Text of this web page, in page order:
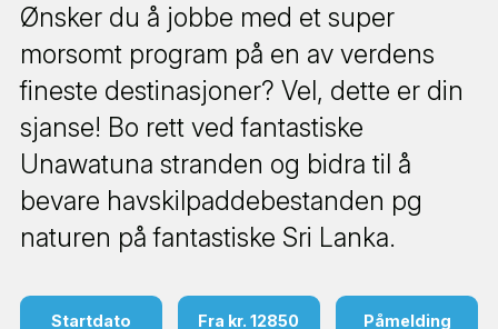
Ønsker du å jobbe med et super
morsomt program på en av verdens
fineste destinasjoner? Vel, dette er din
sjanse! Bo rett ved fantastiske
Unawatuna stranden og bidra til å
bevare havskilpaddebestanden pg
naturen på fantastiske Sri Lanka.
Startdato Fra kr. 12850 Påmelding